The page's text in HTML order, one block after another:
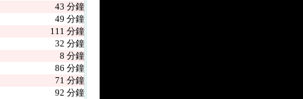
43 分鐘
49 分鐘
111 分鐘
32 分鐘
8 分鐘
86 分鐘
71 分鐘
92 分鐘